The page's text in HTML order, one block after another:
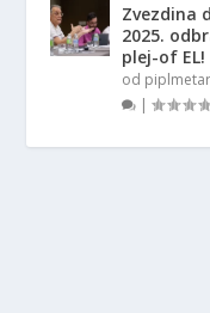
Zvezdina
2025.
plej-of EL!
od piplmetar
|